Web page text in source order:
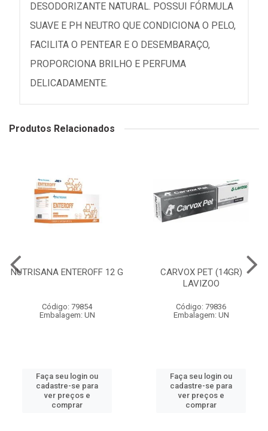
DESODORIZANTE NATURAL. POSSUI FÓRMULA
SUAVE E PH NEUTRO QUE CONDICIONA O PELO,
FACILITA O PENTEAR E O DESEMBARAÇO,
PROPORCIONA BRILHO E PERFUMA
DELICADAMENTE.
Produtos Relacionados
NUTRISANA ENTEROFF 12 G
Código: 79854
Embalagem: UN
Faça seu login ou
cadastre-se para
ver preços e
comprar
CARVOX PET (14GR)
LAVIZOO
Código: 79836
Embalagem: UN
Faça seu login ou
cadastre-se para
ver preços e
comprar